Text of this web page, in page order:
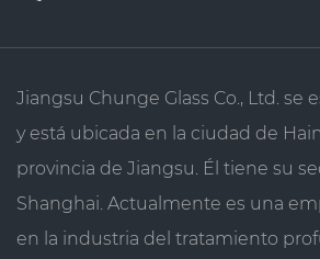
Jiangsu Chunge Glass Co., Ltd. se
y está ubicada en la ciudad de
provincia de Jiangsu. Él tiene su
Shanghai. Actualmente es una
en la industria del tratamiento